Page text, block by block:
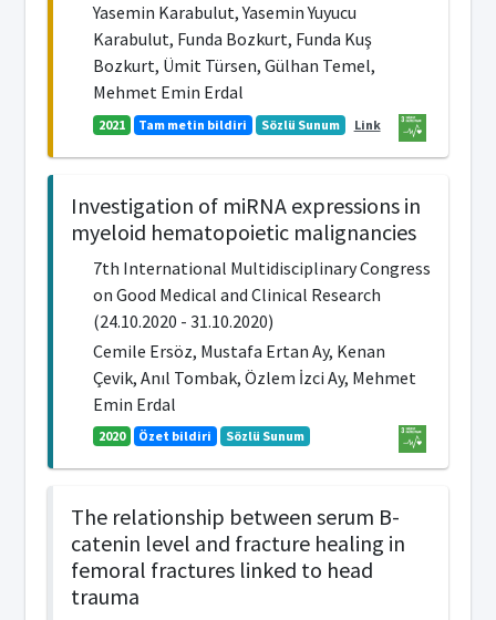
Yasemin Karabulut, Yasemin Yuyucu
Karabulut, Funda Bozkurt, Funda Kuş
Bozkurt, Ümit Türsen, Gülhan Temel,
Mehmet Emin Erdal
2021 Tam metin bildiri Sözlü Sunum Link
Investigation of miRNA expressions in
myeloid hematopoietic malignancies
7th International Multidisciplinary Congress
on Good Medical and Clinical Research
(24.10.2020 - 31.10.2020)
Cemile Ersöz, Mustafa Ertan Ay, Kenan
Çevik, Anıl Tombak, Özlem İzci Ay, Mehmet
Emin Erdal
2020 Özet bildiri Sözlü Sunum
The relationship between serum B-
catenin level and fracture healing in
femoral fractures linked to head
trauma